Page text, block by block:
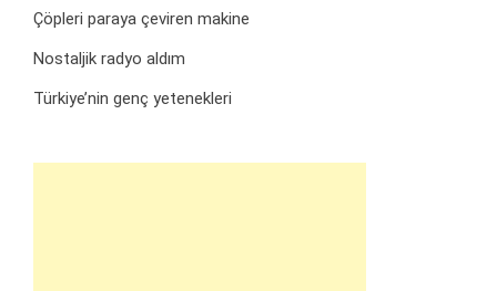
Çöpleri paraya çeviren makine
Nostaljik radyo aldım
Türkiye’nin genç yetenekleri